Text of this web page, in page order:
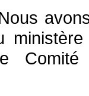
Comité